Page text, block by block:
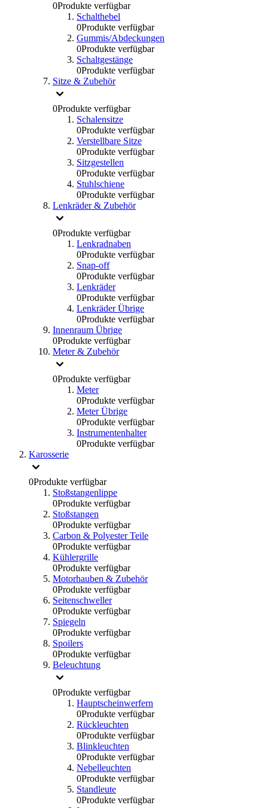
0Produkte verfügbar
Schalthebel
0Produkte verfügbar
Gummis/Abdeckungen
0Produkte verfügbar
Schaltgestänge
0Produkte verfügbar
Sitze & Zubehör
0Produkte verfügbar
Schalensitze
0Produkte verfügbar
Verstellbare Sitze
0Produkte verfügbar
Sitzgestellen
0Produkte verfügbar
Stuhlschiene
0Produkte verfügbar
Lenkräder & Zubehör
0Produkte verfügbar
Lenkradnaben
0Produkte verfügbar
Snap-off
0Produkte verfügbar
Lenkräder
0Produkte verfügbar
Lenkräder Übrige
0Produkte verfügbar
Innenraum Übrige
0Produkte verfügbar
Meter & Zubehör
0Produkte verfügbar
Meter
0Produkte verfügbar
Meter Übrige
0Produkte verfügbar
Instrumentenhalter
0Produkte verfügbar
Karosserie
0Produkte verfügbar
Stoßstangenlippe
0Produkte verfügbar
Stoßstangen
0Produkte verfügbar
Carbon & Polyester Teile
0Produkte verfügbar
Kühlergrille
0Produkte verfügbar
Motorhauben & Zubehör
0Produkte verfügbar
Seitenschweller
0Produkte verfügbar
Spiegeln
0Produkte verfügbar
Spoilers
0Produkte verfügbar
Beleuchtung
0Produkte verfügbar
Hauptscheinwerfern
0Produkte verfügbar
Rückleuchten
0Produkte verfügbar
Blinkleuchten
0Produkte verfügbar
Nebelleuchten
0Produkte verfügbar
Standleute
0Produkte verfügbar